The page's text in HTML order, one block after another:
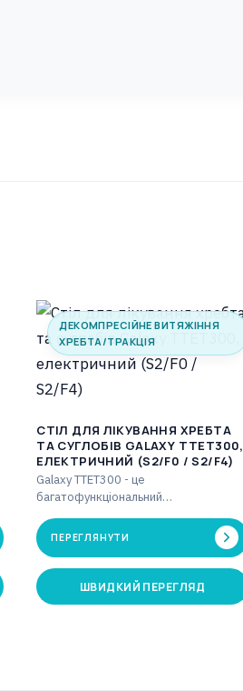
ДЕКОМПРЕСІЙНЕ ВИТЯЖІННЯ
ХРЕБТА/ТРАКЦІЯ
CТІЛ ДЛЯ ЛІКУВАННЯ ХРЕБТА
ТА СУГЛОБІВ GALAXY TTET300,
ЕЛЕКТРИЧНИЙ (S2/F0 / S2/F4)
Galaxy TTET300 - це
багатофункціональний
який у поєднанні з блоком витяжіння
дозволяє…
ПЕРЕГЛЯНУТИ
ШВИДКИЙ ПЕРЕГЛЯД